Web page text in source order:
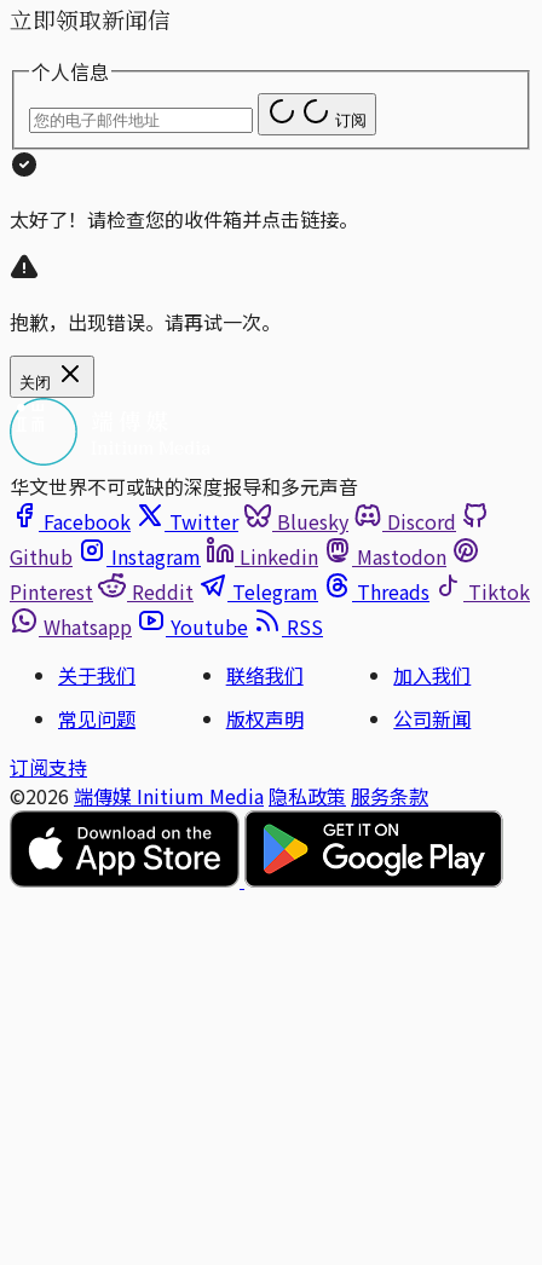
立即领取新闻信
个人信息
订阅
太好了！请检查您的收件箱并点击链接。
抱歉，出现错误。请再试一次。
关闭
华文世界不可或缺的深度报导和多元声音
Facebook
Twitter Bluesky
Discord
Github
Instagram Linkedin
Mastodon
Pinterest
Reddit Telegram Threads
Tiktok
Whatsapp
Youtube
RSS
关于我们
联络我们
加入我们
常见问题
版权声明
公司新闻
订阅支持
©2026 端傳媒 Initium Media 隐私政策 服务条款